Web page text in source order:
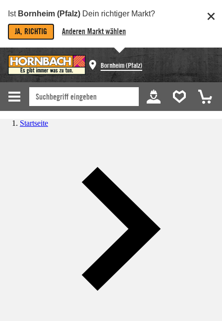
Ist Bornheim (Pfalz) Dein richtiger Markt?
JA, RICHTIG Anderen Markt wählen
Bornheim (Pfalz)
Startseite